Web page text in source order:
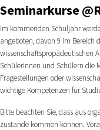
Seminarkurse
Im kommenden Schuljahr
angeboten, davon 9 im Bereich
wissenschaftspropädeutischen
Schülerinnen und Schülern die
Fragestellungen oder
wichtige Kompetenzen für
Bitte beachten Sie, dass aus
zustande kommen können.